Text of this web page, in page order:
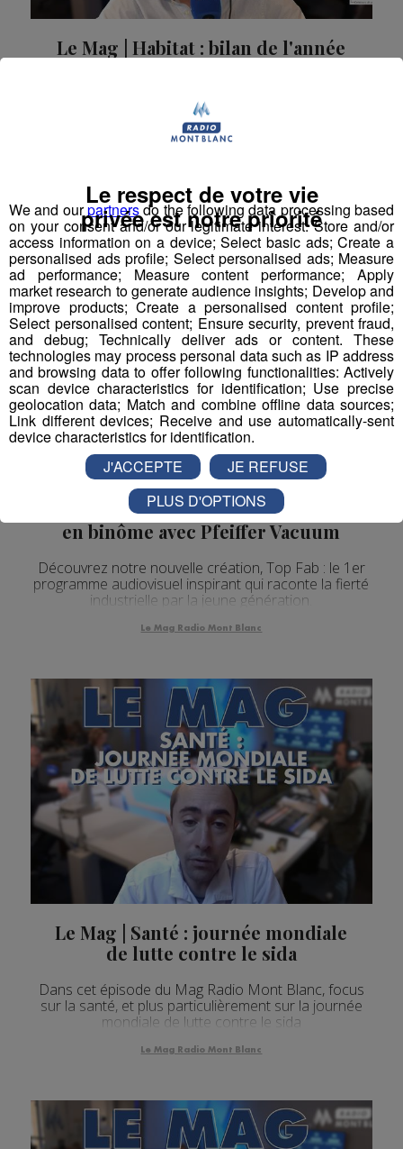
Le Mag | Habitat : bilan de l'année
Dans cet épisode du Mag Radio Mont Blanc, focus
sur l'habitat, en partenariat avec IRIA Immobilier
Le Mag Radio Mont Blanc
Le Mag | TOP FAB : présentation de
l'équipe du Lycée Amédée Gordini,
en binôme avec Pfeiffer Vacuum
Découvrez notre nouvelle création, Top Fab : le 1er
programme audiovisuel inspirant qui raconte la fierté
industrielle par la jeune génération.
Le Mag Radio Mont Blanc
Le Mag | Santé : journée mondiale
de lutte contre le sida
Dans cet épisode du Mag Radio Mont Blanc, focus
sur la santé, et plus particulièrement sur la journée
mondiale de lutte contre le sida
Le Mag Radio Mont Blanc
We and ourpartnersdo the following data processing based
on your consent and/or our legitimate interest: Store and/or
access information on a device; Select basic ads; Create a
personalised ads profile; Select personalised ads; Measure
ad performance; Measure content performance; Apply
market research to generate audience insights; Develop and
improve products; Create a personalised content profile;
Select personalised content; Ensure security, prevent fraud,
and debug; Technically deliver ads or content. These
technologies may process personal data such as IP address
and browsing data to offer following functionalities: Actively
scan device characteristics for identification; Use precise
geolocation data; Match and combine offline data sources;
Link different devices; Receive and use automatically-sent
device characteristics for identification.
Le respect de votre vie
privée est notre priorité
J'ACCEPTE
JE REFUSE
PLUS D'OPTIONS